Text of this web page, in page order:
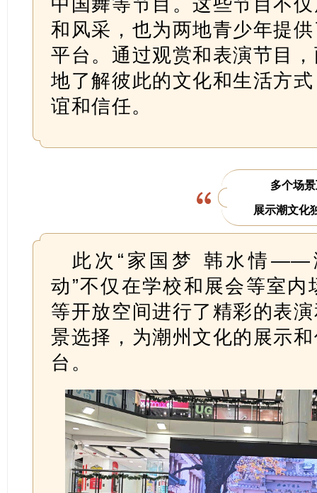
和风采，也为两地青少年提
平台。通过观赏和表演节目
地了解彼此的文化和生活方
谊和信任。
多个场
展示潮文化
此次“家国梦 韩水情——
动”不仅在学校和展会等室
等开放空间进行了精彩的表
景选择，为潮州文化的展示
台。